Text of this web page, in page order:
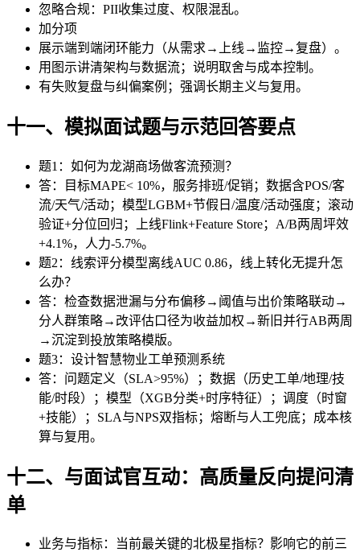
忽略合规：PII收集过度、权限混乱。
加分项
展示端到端闭环能力（从需求→上线→监控→复盘）。
用图示讲清架构与数据流；说明取舍与成本控制。
有失败复盘与纠偏案例；强调长期主义与复用。
十一、模拟面试题与示范回答要点
题1：如何为龙湖商场做客流预测？
答：目标MAPE< 10%，服务排班/促销；数据含POS/客
流/天气/活动；模型LGBM+节假日/温度/活动强度；滚动
验证+分位回归；上线Flink+Feature Store；A/B两周坪效
+4.1%，人力-5.7%。
题2：线索评分模型离线AUC 0.86，线上转化无提升怎
么办？
答：检查数据泄漏与分布偏移→阈值与出价策略联动→
分人群策略→改评估口径为收益加权→新旧并行AB两周
→沉淀到投放策略模版。
题3：设计智慧物业工单预测系统
答：问题定义（SLA>95%）；数据（历史工单/地理/技
能/时段）；模型（XGB分类+时序特征）；调度（时窗
+技能）；SLA与NPS双指标；熔断与人工兜底；成本核
算与复用。
十二、与面试官互动：高质量反向提问清
单
业务与指标：当前最关键的北极星指标？影响它的前三